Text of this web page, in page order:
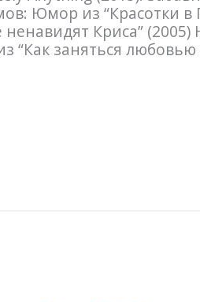
Юмор из “Красотки в
Криса” (2005)
“Как заняться